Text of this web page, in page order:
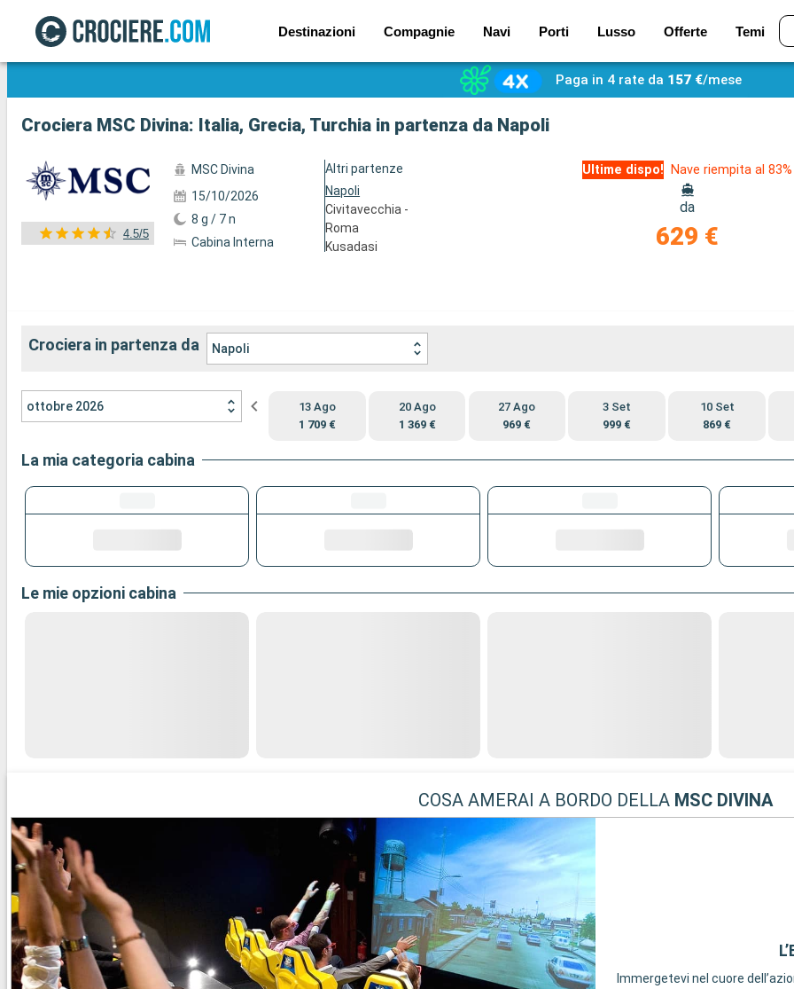
Destinazioni Compagnie Navi Porti Lusso Offerte Temi
Mostra le altre 141 foto
Paga in 4 rate da 157 €/mese
Crociera MSC Divina: Italia, Grecia, Turchia in partenza da Napoli
4.5/5
MSC Divina
15/10/2026
8 g / 7 n
Cabina Interna
Altri partenze
Napoli
Civitavecchia -
Roma
Kusadasi
Ultime dispo! Nave riempita al 83%
da
629 €
Crociera in partenza da Napoli
ottobre 2026
13 Ago
1 709 €
20 Ago
1 369 €
27 Ago
969 €
3 Set
999 €
10 Set
869 €
La mia categoria cabina
Le mie opzioni cabina
COSA AMERAI A BORDO DELLA MSC DIVINA
Immergetevi nel cuore